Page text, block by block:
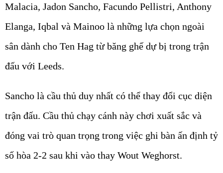
Malacia, Jadon Sancho, Facundo Pellistri, Anthony
Elanga, Iqbal và Mainoo là những lựa chọn ngoài
sân dành cho Ten Hag từ băng ghế dự bị trong trận
đấu với Leeds.
Sancho là cầu thủ duy nhất có thể thay đổi cục diện
trận đấu. Cầu thủ chạy cánh này chơi xuất sắc và
đóng vai trò quan trọng trong việc ghi bàn ấn định tỷ
số hòa 2-2 sau khi vào thay Wout Weghorst.